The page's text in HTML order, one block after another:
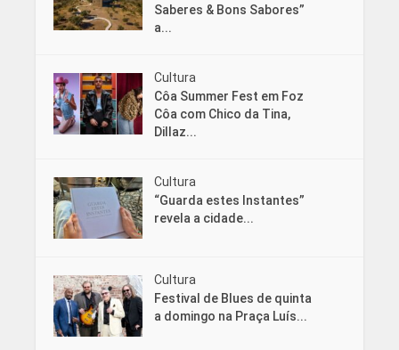
Saberes & Bons Sabores”
a...
Cultura
Côa Summer Fest em Foz
Côa com Chico da Tina,
Dillaz...
Cultura
“Guarda estes Instantes”
revela a cidade...
Cultura
Festival de Blues de quinta
a domingo na Praça Luís...